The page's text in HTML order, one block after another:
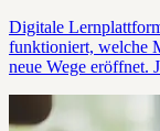
Digitale
funktioniert, welche
neue Wege eröffnet.